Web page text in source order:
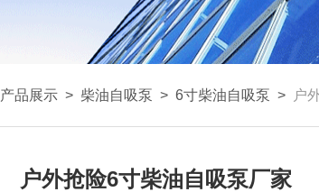
产品展示 > 柴油自吸泵 > 6寸柴油自吸泵 > 户
户外抢险6寸柴油自吸泵厂家